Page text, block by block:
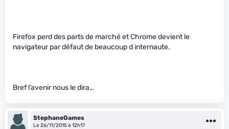
Firefox perd des parts de marché et Chrome devient le
navigateur par défaut de beaucoup d internaute.
Bref l’avenir nous le dira…
StephaneGames
Le 26/11/2015 à 12h17